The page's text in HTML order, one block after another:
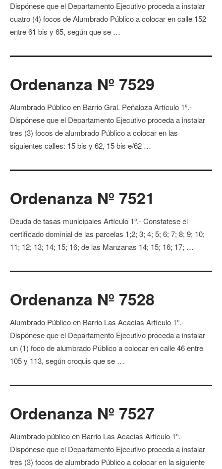
Dispónese que el Departamento Ejecutivo proceda a instalar
cuatro (4) focos de Alumbrado Público a colocar en calle 152
entre 61 bis y 65, según que se …
Ordenanza Nº 7529
Alumbrado Público en Barrio Gral. Peñaloza Artículo 1º.-
Dispónese que el Departamento Ejecutivo proceda a instalar
tres (3) focos de alumbrado Público a colocar en las
siguientes calles: 15 bis y 62, 15 bis e/62 …
Ordenanza Nº 7521
Deuda de tasas municipales Artículo 1º.- Constatese el
certificado dominial de las parcelas 1;2; 3; 4; 5; 6; 7; 8; 9; 10;
11; 12; 13; 14; 15; 16; de las Manzanas 14; 15; 16; 17; …
Ordenanza Nº 7528
Alumbrado Público en Barrio Las Acacias Artículo 1º.-
Dispónese que el Departamento Ejecutivo proceda a instalar
un (1) foco de alumbrado Público a colocar en calle 46 entre
105 y 113, según croquis que se …
Ordenanza Nº 7527
Alumbrado público en Barrio Las Acacias Artículo 1º.-
Dispónese que el Departamento Ejecutivo proceda a instalar
tres (3) focos de alumbrado Público a colocar en la siguiente